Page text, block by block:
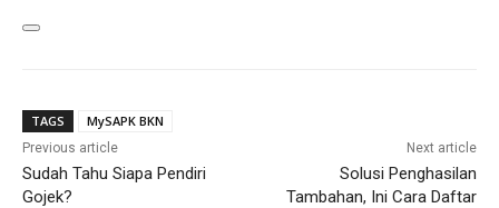
TAGS MySAPK BKN
Previous article
Sudah Tahu Siapa Pendiri
Gojek?
Next article
Solusi Penghasilan
Tambahan, Ini Cara Daftar